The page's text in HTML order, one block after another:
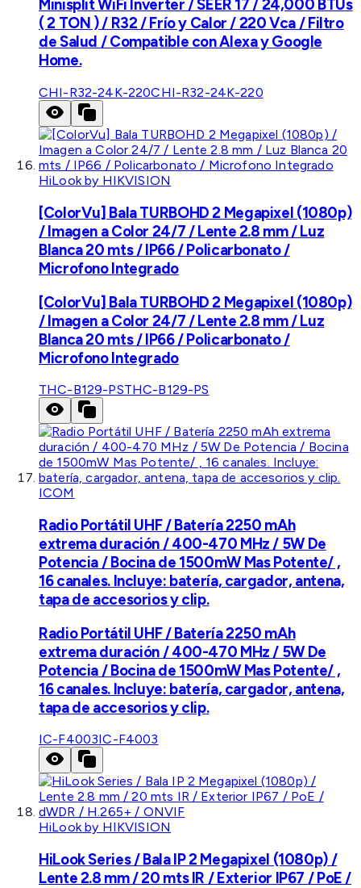
Minisplit WiFi Inverter / SEER 17 / 24,000 BTUs
( 2 TON ) / R32 / Frío y Calor / 220 Vca / Filtro
de Salud / Compatible con Alexa y Google
Home.
CHI-R32-24K-220CHI-R32-24K-220
HiLook by HIKVISION
[ColorVu] Bala TURBOHD 2 Megapixel (1080p)
/ Imagen a Color 24/7 / Lente 2.8 mm / Luz
Blanca 20 mts / IP66 / Policarbonato /
Microfono Integrado
[ColorVu] Bala TURBOHD 2 Megapixel (1080p)
/ Imagen a Color 24/7 / Lente 2.8 mm / Luz
Blanca 20 mts / IP66 / Policarbonato /
Microfono Integrado
THC-B129-PSTHC-B129-PS
ICOM
Radio Portátil UHF / Batería 2250 mAh
extrema duración / 400-470 MHz / 5W De
Potencia / Bocina de 1500mW Mas Potente/ ,
16 canales. Incluye: batería, cargador, antena,
tapa de accesorios y clip.
Radio Portátil UHF / Batería 2250 mAh
extrema duración / 400-470 MHz / 5W De
Potencia / Bocina de 1500mW Mas Potente/ ,
16 canales. Incluye: batería, cargador, antena,
tapa de accesorios y clip.
IC-F4003IC-F4003
HiLook by HIKVISION
HiLook Series / Bala IP 2 Megapixel (1080p) /
Lente 2.8 mm / 20 mts IR / Exterior IP67 / PoE /